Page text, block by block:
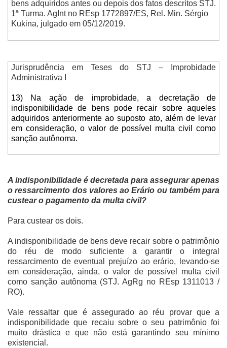
bens adquiridos antes ou depois dos fatos descritos STJ.
1ª Turma. AgInt no REsp 1772897/ES, Rel. Min. Sérgio
Kukina, julgado em 05/12/2019.
Jurisprudência em Teses do STJ – Improbidade
Administrativa I
13) Na ação de improbidade, a decretação de
indisponibilidade de bens pode recair sobre aqueles
adquiridos anteriormente ao suposto ato, além de levar
em consideração, o valor de possível multa civil como
sanção autônoma.
A indisponibilidade é decretada para assegurar apenas
o ressarcimento dos valores ao Erário ou também para
custear o pagamento da multa civil?
Para custear os dois.
A indisponibilidade de bens deve recair sobre o patrimônio
do réu de modo suficiente a garantir o integral
ressarcimento de eventual prejuízo ao erário, levando-se
em consideração, ainda, o valor de possível multa civil
como sanção autônoma (STJ. AgRg no REsp 1311013 /
RO).
Vale ressaltar que é assegurado ao réu provar que a
indisponibilidade que recaiu sobre o seu patrimônio foi
muito drástica e que não está garantindo seu mínimo
existencial.